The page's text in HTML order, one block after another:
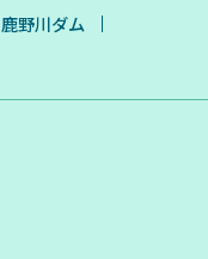
鹿野川ダム